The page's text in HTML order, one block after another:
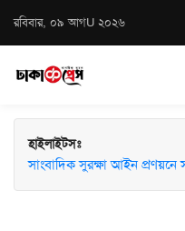
রবিবার, ০৯ আগU ২০২৬
হাইলাইটসঃ
সাংবাদিক সুরক্ষা আইন